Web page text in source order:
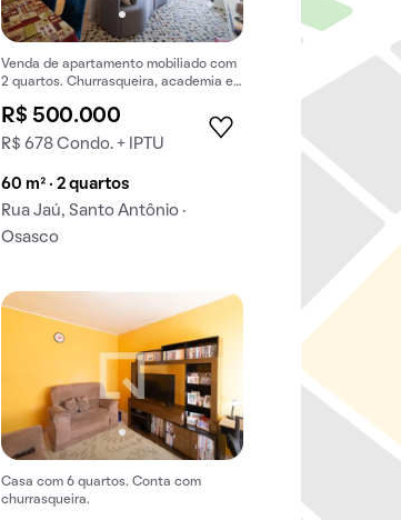
Venda de apartamento mobiliado com
2 quartos. Churrasqueira, academia e
R$ 500.000
R$ 678 Condo. + IPTU
60 m² · 2 quartos
Rua Jaú, Santo Antônio ·
Osasco
Casa com 6 quartos. Conta com
churrasqueira.